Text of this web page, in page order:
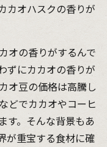
カオハスクの香りが
オの香りがするんで
ずにカカオの香りが
オ豆の価格は高騰し
どでカカオやコーヒ
す。そんな背景もあ
が重宝する食材に確